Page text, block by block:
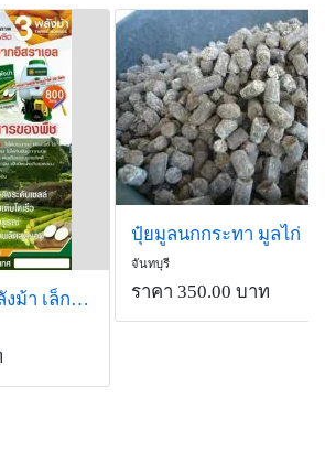
ปุ๋ยพลังอิออน 3 พลังม้า เล็กกว่านาโน นวัตกรรมใหม่จากอิสราเอล
ปุ๋ยมูลนกกระทา มูลไก่
จันทบุรี
ราคา 350.00 บาท